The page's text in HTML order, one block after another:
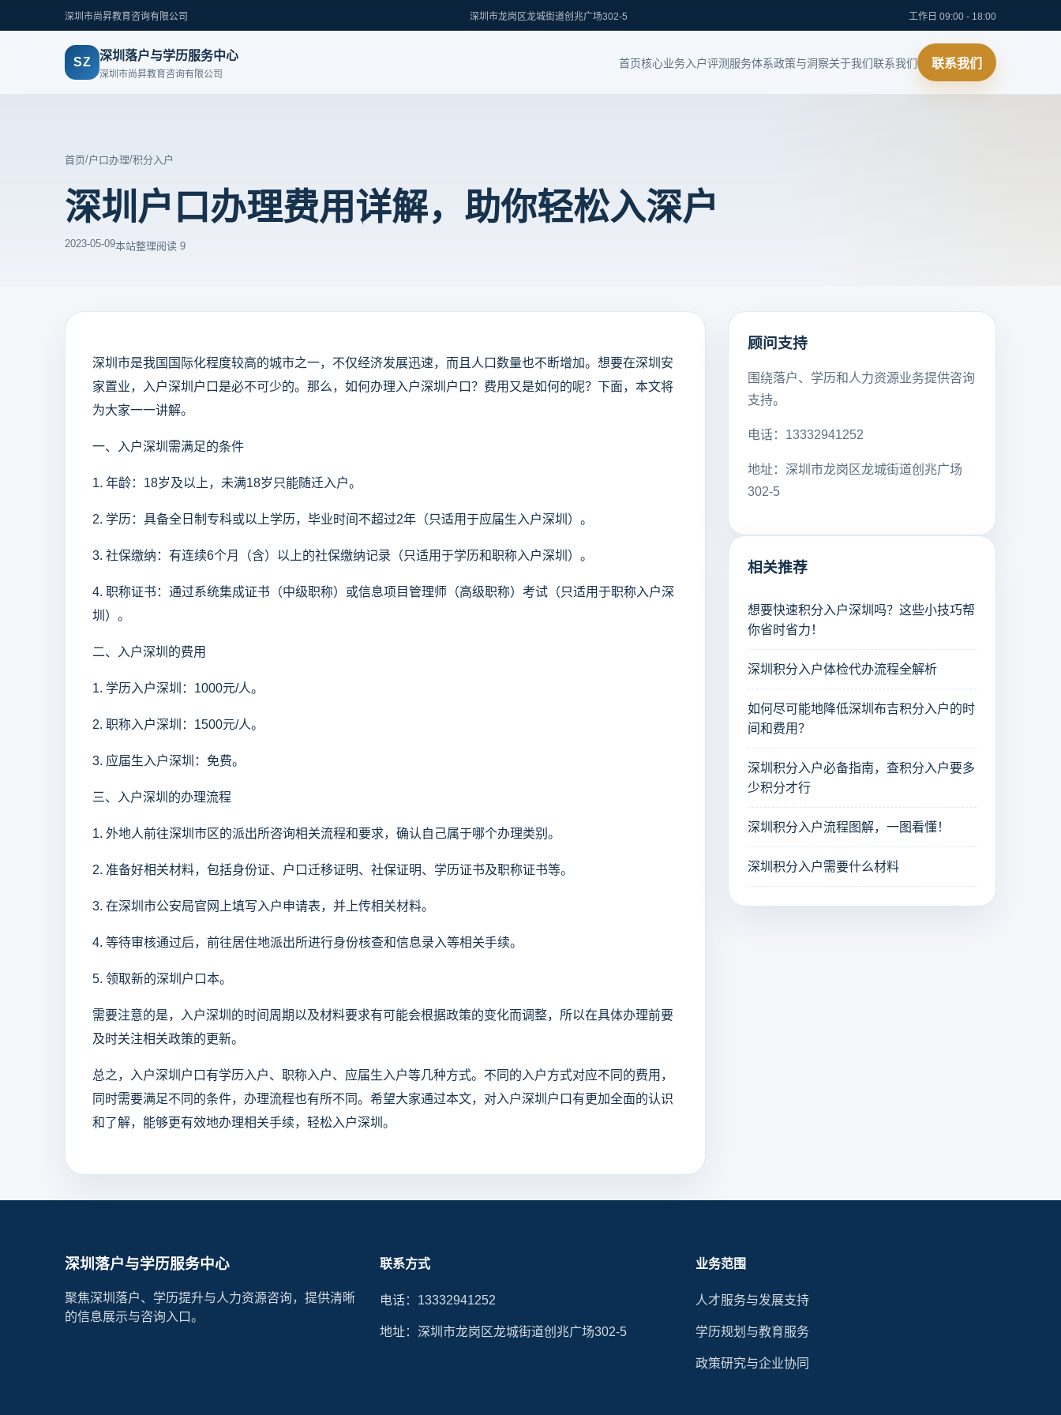
深圳市尚昇教育咨询有限公司 深圳市龙岗区龙城街道创兆广场302-5 工作日 09:00 - 18:00
SZ 深圳落户与学历服务中心
深圳市尚昇教育咨询有限公司
首页核心业务入户评测 服务体系政策与洞察关于我们联系我们 联系我们
首页/户口办理/积分入户
深圳户口办理费用详解，助你轻松入深户
2023-05-09本站整理阅读 9
深圳市是我国国际化程度较高的城市之一，不仅经济发展迅速，而且人口数量也不断增加。想要在深圳安
家置业，入户深圳户口是必不可少的。那么，如何办理入户深圳户口？费用又是如何的呢？下面，本文将
为大家一一讲解。
一、入户深圳需满足的条件
1. 年龄：18岁及以上，未满18岁只能随迁入户。
2. 学历：具备全日制专科或以上学历，毕业时间不超过2年（只适用于应届生入户深圳）。
3. 社保缴纳：有连续6个月（含）以上的社保缴纳记录（只适用于学历和职称入户深圳）。
4. 职称证书：通过系统集成证书（中级职称）或信息项目管理师（高级职称）考试（只适用于职称入户深
圳）。
二、入户深圳的费用
1. 学历入户深圳：1000元/人。
2. 职称入户深圳：1500元/人。
3. 应届生入户深圳：免费。
三、入户深圳的办理流程
1. 外地人前往深圳市区的派出所咨询相关流程和要求，确认自己属于哪个办理类别。
2. 准备好相关材料，包括身份证、户口迁移证明、社保证明、学历证书及职称证书等。
3. 在深圳市公安局官网上填写入户申请表，并上传相关材料。
4. 等待审核通过后，前往居住地派出所进行身份核查和信息录入等相关手续。
5. 领取新的深圳户口本。
需要注意的是，入户深圳的时间周期以及材料要求有可能会根据政策的变化而调整，所以在具体办理前要
及时关注相关政策的更新。
总之，入户深圳户口有学历入户、职称入户、应届生入户等几种方式。不同的入户方式对应不同的费用，
同时需要满足不同的条件，办理流程也有所不同。希望大家通过本文，对入户深圳户口有更加全面的认识
和了解，能够更有效地办理相关手续，轻松入户深圳。
顾问支持
围绕落户、学历和人力资源业务提供咨询
支持。
电话：13332941252
地址：深圳市龙岗区龙城街道创兆广场
302-5
相关推荐
想要快速积分入户深圳吗？这些小技巧帮
你省时省力！
深圳积分入户体检代办流程全解析
如何尽可能地降低深圳布吉积分入户的时
间和费用？
深圳积分入户必备指南，查积分入户要多
少积分才行
深圳积分入户流程图解，一图看懂！
深圳积分入户需要什么材料
深圳落户与学历服务中心
聚焦深圳落户、学历提升与人力资源咨询，提供清晰
的信息展示与咨询入口。
联系方式
电话：13332941252
地址：深圳市龙岗区龙城街道创兆广场302-5
业务范围
人才服务与发展支持
学历规划与教育服务
政策研究与企业协同